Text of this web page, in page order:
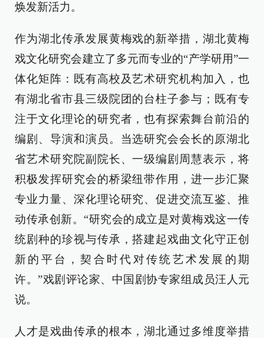
焕发新活力。
作为湖北传承发展黄梅戏的新举措，湖北黄梅
戏文化研究会建立了多元而专业的“产学研用”一
体化矩阵：既有高校及艺术研究机构加入，也
有湖北省市县三级院团的台柱子参与；既有专
注于文化理论的研究者，也有探索舞台前沿的
编剧、导演和演员。当选研究会会长的原湖北
省艺术研究院副院长、一级编剧周慧表示，将
积极发挥研究会的桥梁纽带作用，进一步汇聚
专业力量、深化理论研究、促进交流互鉴、推
动传承创新。“研究会的成立是对黄梅戏这一传
统剧种的珍视与传承，搭建起戏曲文化守正创
新的平台，契合时代对传统艺术发展的期
许。”戏剧评论家、中国剧协专家组成员汪人元
说。
人才是戏曲传承的根本，湖北通过多维度举措